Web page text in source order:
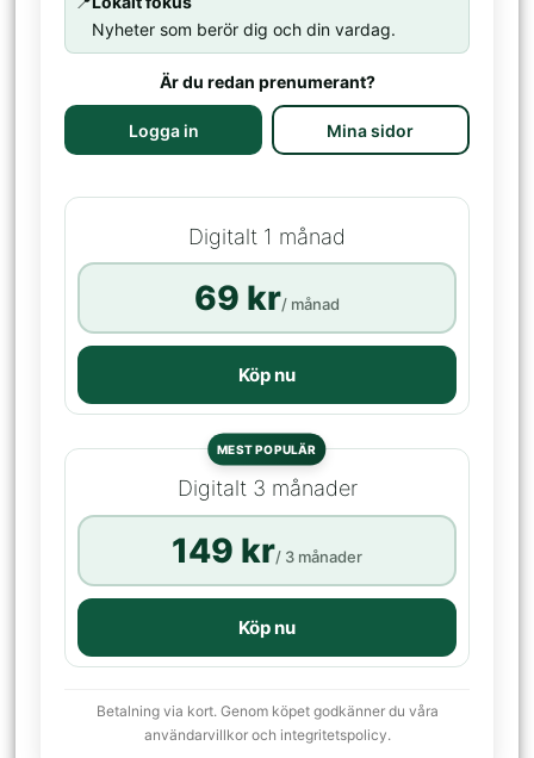
Nyheter som berör dig och din vardag.
Är du redan prenumerant?
Logga in Mina sidor
Digitalt 1 månad
69 kr/ månad
Köp nu
MEST POPULÄR
Digitalt 3 månader
149 kr/ 3 månader
Köp nu
Betalning via kort. Genom köpet godkänner du våra
användarvillkor och integritetspolicy.